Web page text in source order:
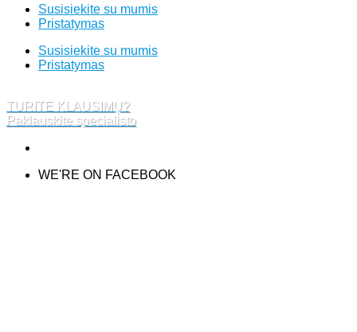
Susisiekite su mumis
Pristatymas
Susisiekite su mumis
Pristatymas
TURITE KLAUSIMŲ?
Paklauskite specialisto
WE'RE ON FACEBOOK